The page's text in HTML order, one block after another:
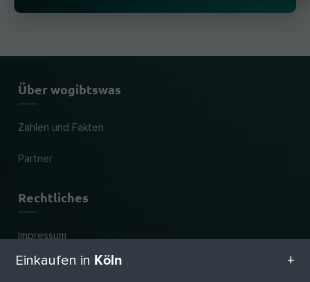
Über wogibtswas
Zahlen und Fakten
Partner
Rechtliches
Impressum
Datenschutz
Einkaufen in Köln